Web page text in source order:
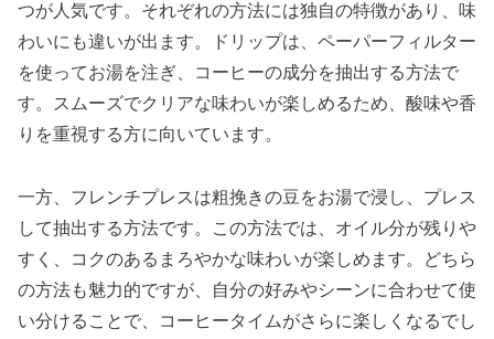
つが人気です。それぞれの方法には独自の特徴があり、味
わいにも違いが出ます。ドリップは、ペーパーフィルター
を使ってお湯を注ぎ、コーヒーの成分を抽出する方法で
す。スムーズでクリアな味わいが楽しめるため、酸味や香
りを重視する方に向いています。
一方、フレンチプレスは粗挽きの豆をお湯で浸し、プレス
して抽出する方法です。この方法では、オイル分が残りや
すく、コクのあるまろやかな味わいが楽しめます。どちら
の方法も魅力的ですが、自分の好みやシーンに合わせて使
い分けることで、コーヒータイムがさらに楽しくなるでし